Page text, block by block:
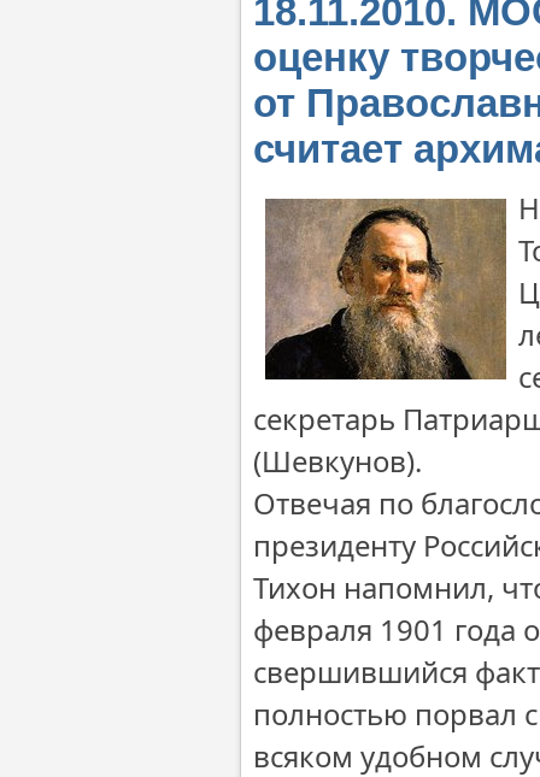
18.11.2010.
оценку
от
считает
секретарь
(Шевкунов).
Отвечая по
президенту
Тихон напомнил,
февраля 1901 года
свершившийся
полностью порвал
всяком удобном